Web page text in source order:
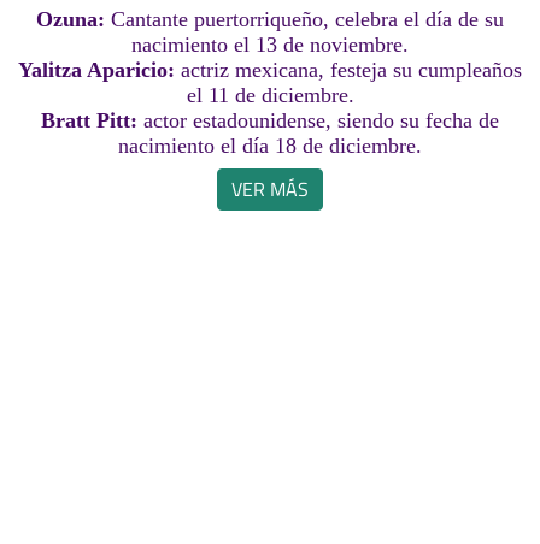
Ozuna: Cantante puertorriqueño, celebra el día de su
nacimiento el 13 de noviembre.
Yalitza Aparicio: actriz mexicana, festeja su cumpleaños
el 11 de diciembre.
Bratt Pitt: actor estadounidense, siendo su fecha de
nacimiento el día 18 de diciembre.
VER MÁS